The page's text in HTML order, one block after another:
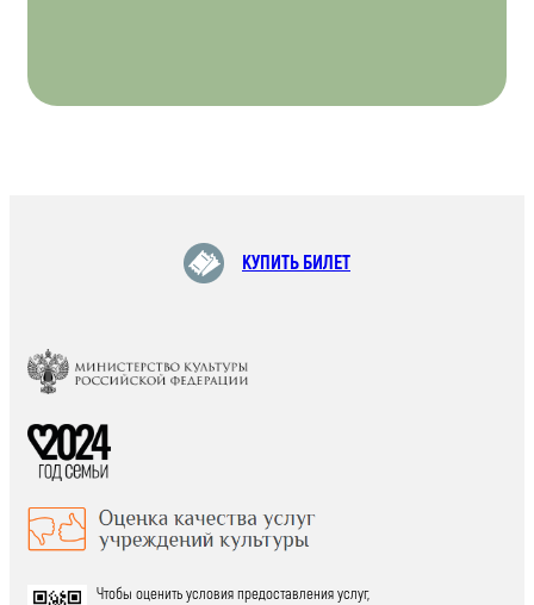
КУПИТЬ БИЛЕТ
Чтобы оценить условия предоставления услуг,